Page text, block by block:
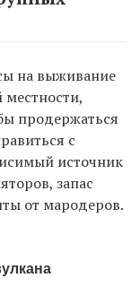
на выживание
местности,
продержаться
с
источник
запас
от мародеров.